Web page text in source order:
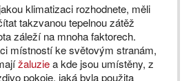
klimatizaci rozhodnete, měli
takzvanou tepelnou zátěž
záleží na mnoha faktorech.
místností ke světovým stranám,
žaluziea kde jsou umístěny, z
pokoje, jaká byla použita